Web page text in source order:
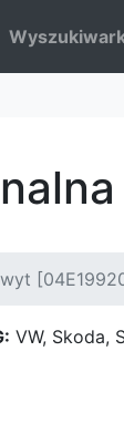
VW, Skoda,